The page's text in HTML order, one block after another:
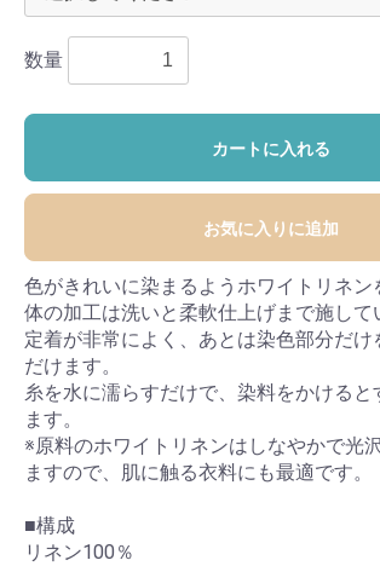
数量
カートに入れる
お気に入りに追加
色がきれいに染まるようホワイトリネン
体の加工は洗いと柔軟仕上げまで施して
定着が非常によく、あとは染色部分だけ
だけます。
糸を水に濡らすだけで、染料をかけると
ます。
※原料のホワイトリネンはしなやかで光
ますので、肌に触る衣料にも最適です。
■構成
リネン100％